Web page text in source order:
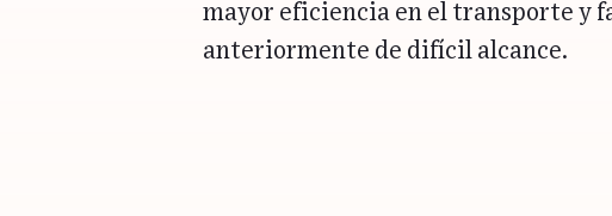
mayor eficiencia en el transporte y
anteriormente de difícil alcance.